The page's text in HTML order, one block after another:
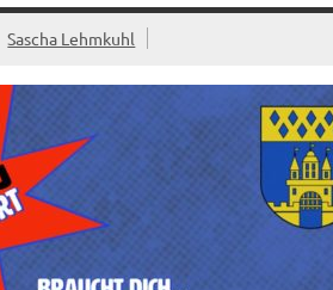
Sascha Lehmkuhl